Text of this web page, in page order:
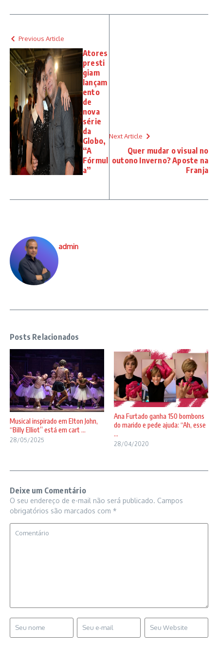
Previous Article
Atores
presti
giam
lançam
ento
de
nova
série
da
Globo,
“A
Fórmul
a”
Next Article
Quer mudar o visual no
outono Inverno? Aposte na
Franja
admin
Posts Relacionados
Musical inspirado em Elton John,
“Billy Elliot” está em cart ...
28/05/2025
Ana Furtado ganha 150 bombons
do marido e pede ajuda: “Ah, esse
...
28/04/2020
Deixe um Comentário
O seu endereço de e-mail não será publicado. Campos
obrigatórios são marcados com *